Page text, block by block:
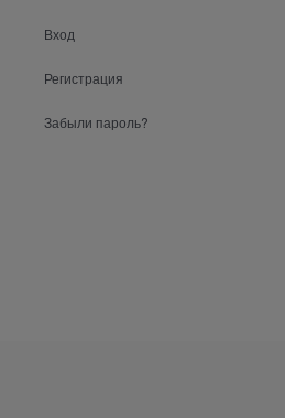
Вход
Регистрация
Забыли пароль?